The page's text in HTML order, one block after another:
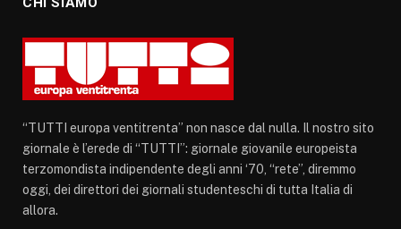
“TUTTI europa ventitrenta” non nasce dal nulla. Il nostro sito
giornale è l’erede di “TUTTI”: giornale giovanile europeista
terzomondista indipendente degli anni ‘70, “rete”, diremmo
oggi, dei direttori dei giornali studenteschi di tutta Italia di
allora.